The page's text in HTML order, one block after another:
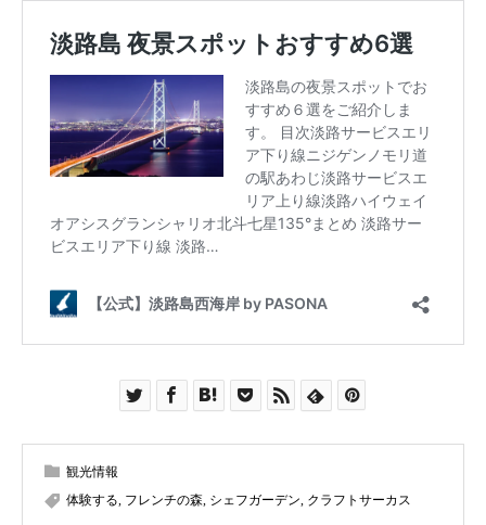
観光情報
体験する, フレンチの森, シェフガーデン, クラフトサーカス